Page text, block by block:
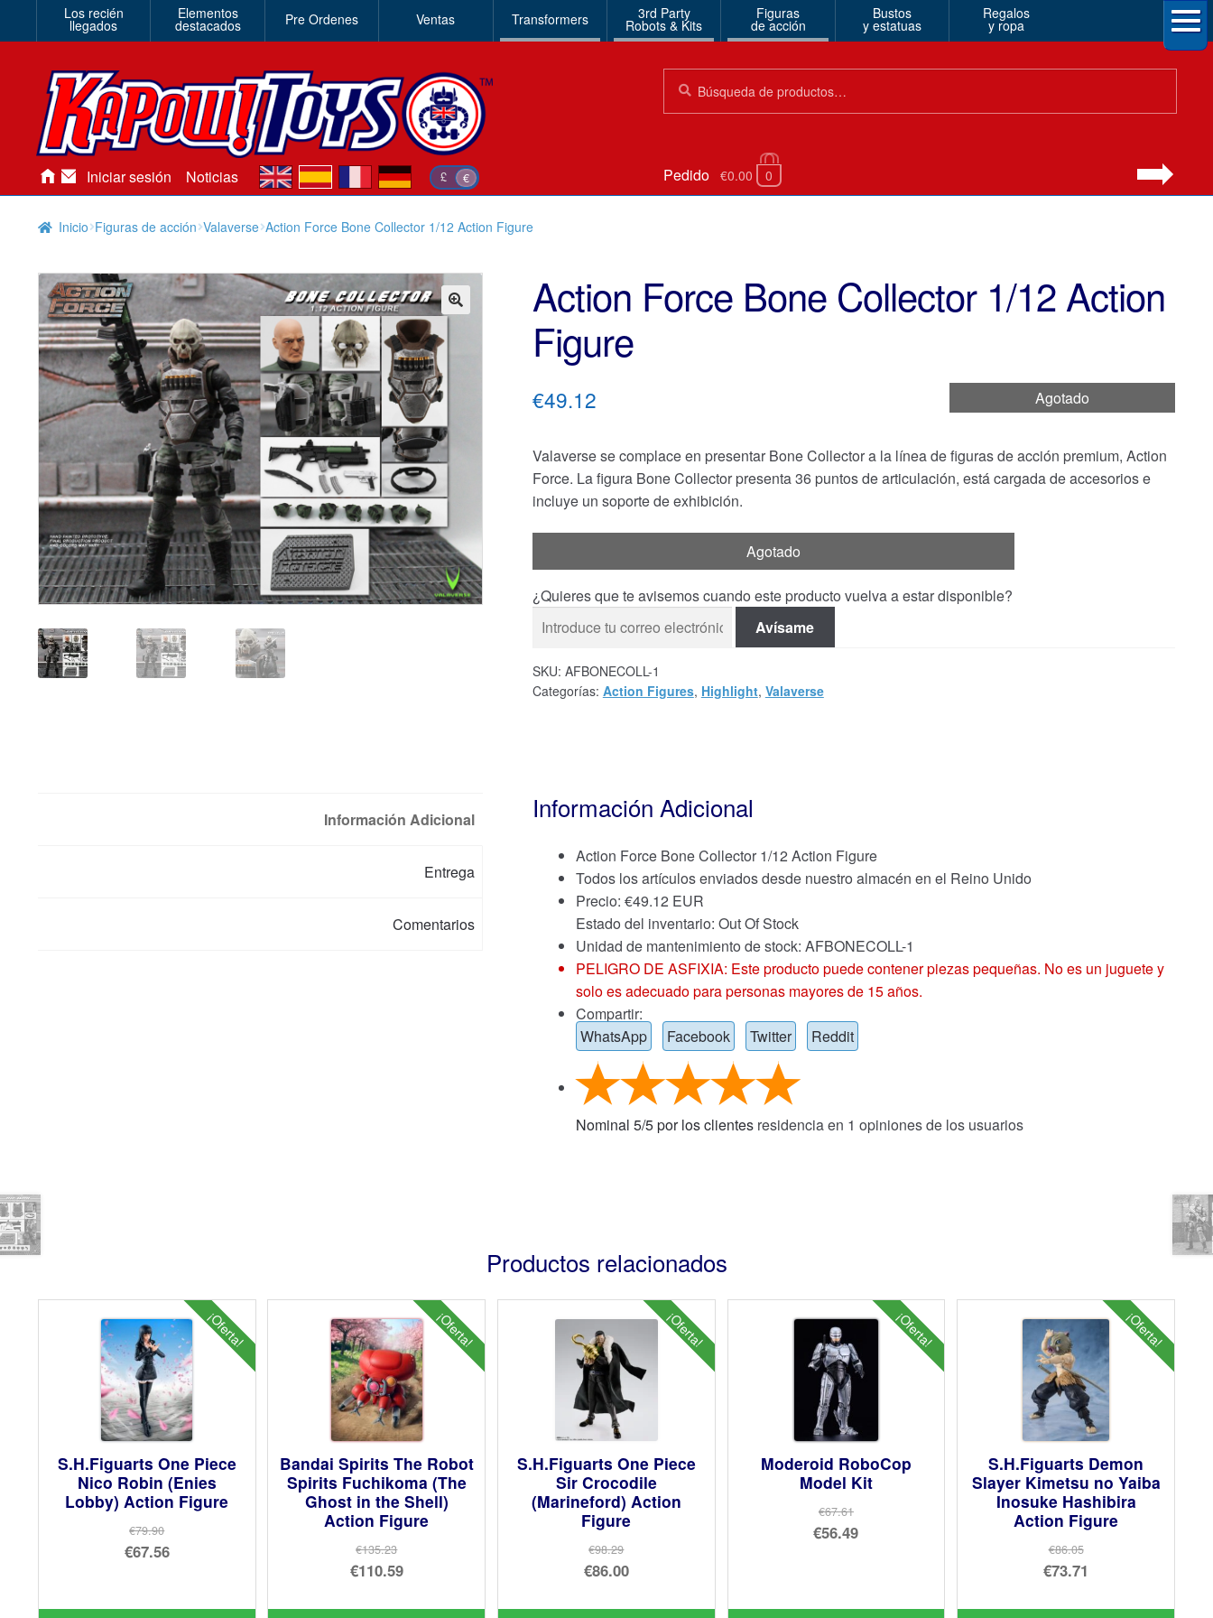
Los recién
llegados
Elementos
destacados Pre Ordenes Ventas Transformers 3rd Party
Robots & Kits
Figuras
de acción
Bustos
y estatuas
Regalos
y ropa
Iniciar sesión Noticias £ €
en es de Pedido €0.00 0
Inicio Figuras de acción Valaverse Action Force Bone Collector 1/12 Action Figure
Action Force Bone Collector 1/12 Action
Figure
Agotado
€49.12
Valaverse se complace en presentar Bone Collector a la línea de figuras de acción premium, Action
Force. La figura Bone Collector presenta 36 puntos de articulación, está cargada de accesorios e
incluye un soporte de exhibición.
Agotado
¿Quieres que te avisemos cuando este producto vuelva a estar disponible?
Avísame
SKU: AFBONECOLL-1
Categorías: Action Figures, Highlight, Valaverse
Información Adicional
Entrega
Comentarios
Información Adicional
Action Force Bone Collector 1/12 Action Figure
Todos los artículos enviados desde nuestro almacén en el Reino Unido
Precio: €49.12 EUR
Estado del inventario: Out Of Stock
Unidad de mantenimiento de stock: AFBONECOLL-1
PELIGRO DE ASFIXIA: Este producto puede contener piezas pequeñas. No es un juguete y
solo es adecuado para personas mayores de 15 años.
Compartir:
WhatsApp
Facebook Twitter Reddit
Nominal 5/5por los clientesresidencia en 1 opiniones de los usuarios
Productos relacionados
¡Oferta!
S.H.Figuarts One Piece
Nico Robin (Enies
Lobby) Action Figure
€79.90
El
€67.56
¡Oferta!
Bandai Spirits The Robot
Spirits Fuchikoma (The
Ghost in the Shell)
Action Figure
€135.23
El
€110.59
¡Oferta!
S.H.Figuarts One Piece
Sir Crocodile
(Marineford) Action
Figure
€98.29
El
€86.00
¡Oferta!
Moderoid RoboCop
Model Kit
€67.61
El
era:
€56.49
actual
¡Oferta!
S.H.Figuarts Demon
Slayer Kimetsu no Yaiba
Inosuke Hashibira
Action Figure
€86.05
El
€73.71